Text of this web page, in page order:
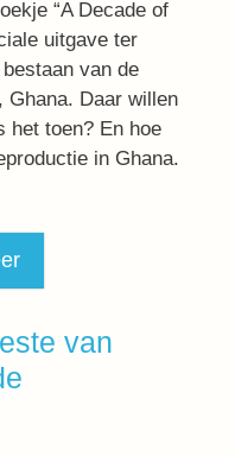
“A Decade of
uitgave ter
van de
, Ghana. Daar willen
het toen? En hoe
in Ghana.
van